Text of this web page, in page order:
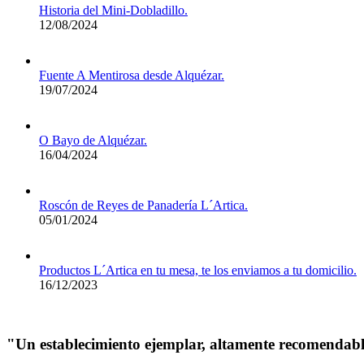
Historia del Mini-Dobladillo.
12/08/2024
Fuente A Mentirosa desde Alquézar.
19/07/2024
O Bayo de Alquézar.
16/04/2024
Roscón de Reyes de Panadería L´Artica.
05/01/2024
Productos L´Artica en tu mesa, te los enviamos a tu domicilio.
16/12/2023
"Un establecimiento ejemplar, altamente